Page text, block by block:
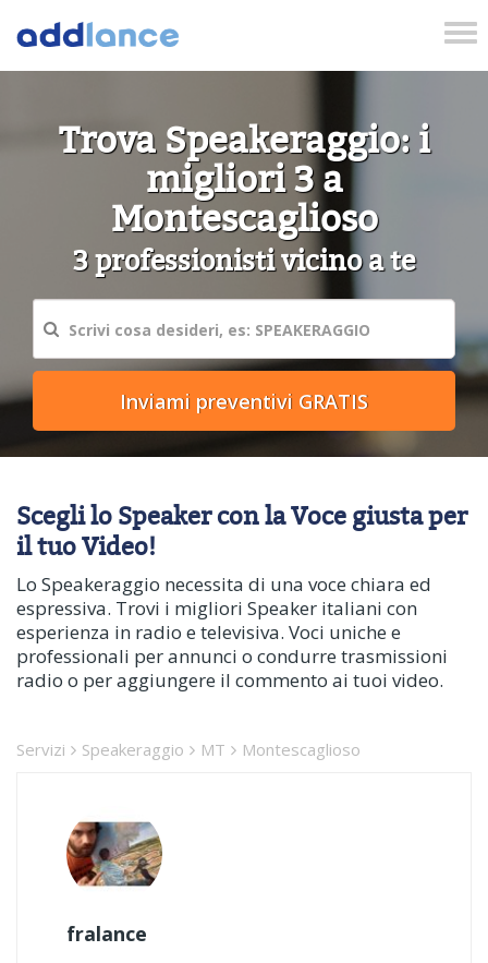
Trova Speakeraggio: i
migliori 3 a
Montescaglioso
3 professionisti vicino a te
Scegli lo Speaker con la Voce giusta per
il tuo Video!
Lo Speakeraggio necessita di una voce chiara ed
espressiva. Trovi i migliori Speaker italiani con
esperienza in radio e televisiva. Voci uniche e
professionali per annunci o condurre trasmissioni
radio o per aggiungere il commento ai tuoi video.
Servizi Speakeraggio MT Montescaglioso
fralance